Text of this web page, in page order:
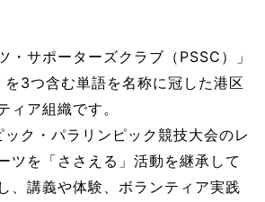
・サポーターズクラブ（PSSC）」
3つ含む単語を名称に冠した港区
ィア組織です。
ク・パラリンピック競技大会のレ
ツを「ささえる」活動を継承して
、講義や体験、ボランティア実践